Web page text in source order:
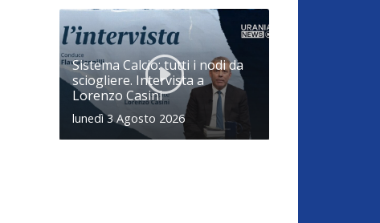
Sistema Calcio: tutti i nodi da
sciogliere. Intervista a
Lorenzo Casini
lunedì 3 Agosto 2026